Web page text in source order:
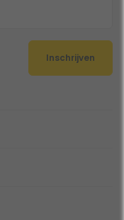
Inschrijven